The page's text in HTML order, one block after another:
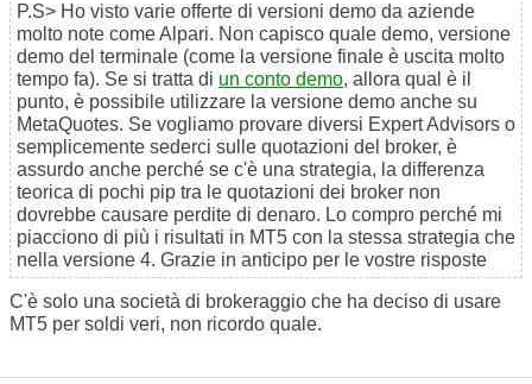
P.S> Ho visto varie offerte di versioni demo da aziende
molto note come Alpari. Non capisco quale demo, versione
demo del terminale (come la versione finale è uscita molto
tempo fa). Se si tratta di un conto demo, allora qual è il
punto, è possibile utilizzare la versione demo anche su
MetaQuotes. Se vogliamo provare diversi Expert Advisors o
semplicemente sederci sulle quotazioni del broker, è
assurdo anche perché se c'è una strategia, la differenza
teorica di pochi pip tra le quotazioni dei broker non
dovrebbe causare perdite di denaro. Lo compro perché mi
piacciono di più i risultati in MT5 con la stessa strategia che
nella versione 4. Grazie in anticipo per le vostre risposte
C'è solo una società di brokeraggio che ha deciso di usare
MT5 per soldi veri, non ricordo quale.